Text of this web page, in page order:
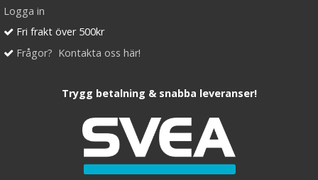
Logga in
Fri frakt över 500kr
Frågor? Kontakta oss här!
Trygg betalning & snabba leveranser!